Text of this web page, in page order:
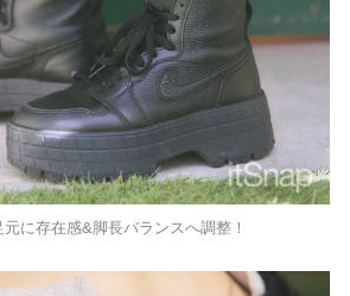
に存在感&脚長バランスへ調整！